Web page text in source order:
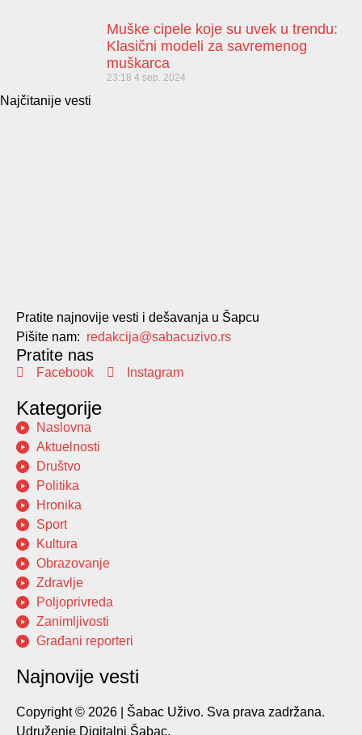
Muške cipele koje su uvek u trendu:
Klasični modeli za savremenog
muškarca
23:18 4 sep. 2024
Najčitanije vesti
Pratite najnovije vesti i dešavanja u Šapcu
Pišite nam: redakcija@sabacuzivo.rs
Pratite nas
Facebook Instagram
Kategorije
Naslovna
Aktuelnosti
Društvo
Politika
Hronika
Sport
Kultura
Obrazovanje
Zdravlje
Poljoprivreda
Zanimljivosti
Građani reporteri
Najnovije vesti
Copyright © 2026 | Šabac Uživo. Sva prava zadržana.
Udruženje Digitalni Šabac.